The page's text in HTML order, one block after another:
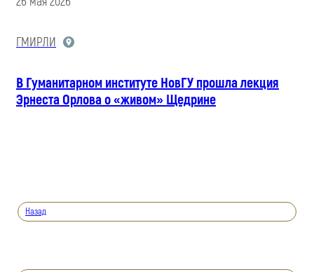
ГМИРЛИ
В Гуманитарном институте НовГУ прошла лекция
Эрнеста Орлова о «живом» Щедрине
Назад